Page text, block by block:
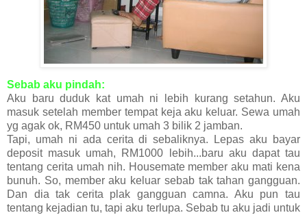
Sebab aku pindah:
Aku baru duduk kat umah ni lebih kurang setahun. Aku
masuk setelah member tempat keja aku keluar. Sewa umah
yg agak ok, RM450 untuk umah 3 bilik 2 jamban.
Tapi, umah ni ada cerita di sebaliknya. Lepas aku bayar
deposit masuk umah, RM1000 lebih...baru aku dapat tau
tentang cerita umah nih. Housemate member aku mati kena
bunuh. So, member aku keluar sebab tak tahan gangguan.
Dan dia tak cerita plak gangguan camna. Aku pun tau
tentang kejadian tu, tapi aku terlupa. Sebab tu aku jadi untuk